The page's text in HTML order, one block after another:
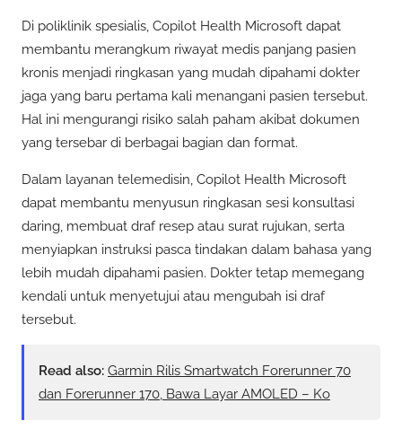
Di poliklinik spesialis, Copilot Health Microsoft dapat
membantu merangkum riwayat medis panjang pasien
kronis menjadi ringkasan yang mudah dipahami dokter
jaga yang baru pertama kali menangani pasien tersebut.
Hal ini mengurangi risiko salah paham akibat dokumen
yang tersebar di berbagai bagian dan format.
Dalam layanan telemedisin, Copilot Health Microsoft
dapat membantu menyusun ringkasan sesi konsultasi
daring, membuat draf resep atau surat rujukan, serta
menyiapkan instruksi pasca tindakan dalam bahasa yang
lebih mudah dipahami pasien. Dokter tetap memegang
kendali untuk menyetujui atau mengubah isi draf
tersebut.
Read also: Garmin Rilis Smartwatch Forerunner 70
dan Forerunner 170, Bawa Layar AMOLED – Ko